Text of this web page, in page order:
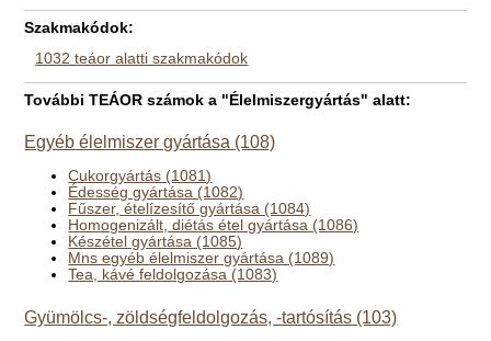
Szakmakódok:
1032 teáor alatti szakmakódok
További TEÁOR számok a "Élelmiszergyártás" alatt:
Egyéb élelmiszer gyártása (108)
Cukorgyártás (1081)
Édesség gyártása (1082)
Fűszer, ételízesítő gyártása (1084)
Homogenizált, diétás étel gyártása (1086)
Készétel gyártása (1085)
Mns egyéb élelmiszer gyártása (1089)
Tea, kávé feldolgozása (1083)
Gyümölcs-, zöldségfeldolgozás, -tartósítás (103)